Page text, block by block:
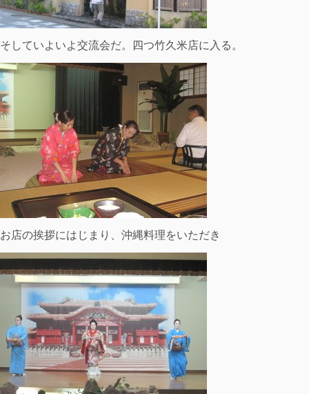
そしていよいよ交流会だ。四つ竹久米店に入る。
お店の挨拶にはじまり、沖縄料理をいただき